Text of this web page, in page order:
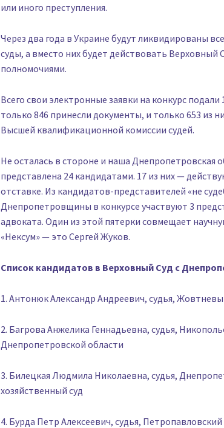
или иного преступления.
Через два года в Украине будут ликвидированы
суды, а вместо них будет действовать Верховный
полномочиями.
Всего свои электронные заявки на конкурс
только 846 принесли документы, и только 653 из
Высшей квалификационной комиссии судей.
Не осталась в стороне и наша Днепропетровская
представлена 24 кандидатами. 17 из них —
отставке. Из кандидатов-представителей «не
Днепропетровщины в конкурсе участвуют 3
адвоката. Один из этой пятерки совмещает
«Нексум» — это Сергей Жуков.
Список кандидатов в Верховный Суд с
1. Антонюк Александр Андреевич, судья,
2. Багрова Анжелика Геннадьевна, судья,
Днепропетровской области
3. Билецкая Людмила Николаевна, судья,
хозяйственный суд
4. Бурда Петр Алексеевич, судья,